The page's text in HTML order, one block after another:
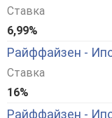
Ставка
6,99%
Райффайзен -
Ставка
16%
Райффайзен -